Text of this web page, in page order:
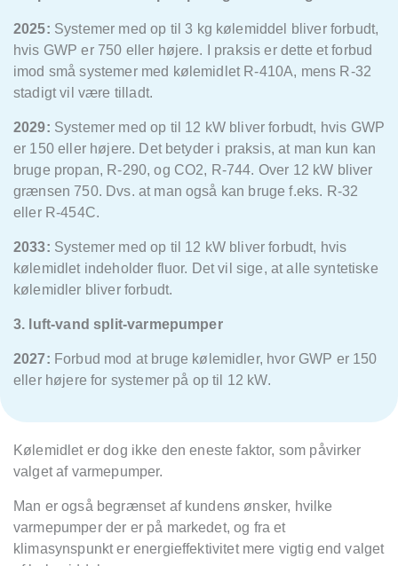
2025: Systemer med op til 3 kg kølemiddel bliver forbudt,
hvis GWP er 750 eller højere.
I praksis er dette et forbud
imod små systemer med kølemidlet R-410A, mens R-32
stadigt vil være tilladt.
2029: Systemer med op til 12 kW bliver forbudt, hvis GWP
er 150 eller højere. Det betyder i praksis, at man kun kan
bruge propan, R-290, og CO2, R-744. Over 12 kW bliver
grænsen 750. Dvs. at man også kan bruge f.eks. R-32
eller R-454C.
2033: Systemer med op til 12 kW bliver forbudt, hvis
kølemidlet indeholder fluor. Det vil sige, at alle syntetiske
kølemidler bliver forbudt.
3. luft-vand split-varmepumper
2027: Forbud mod at bruge kølemidler, hvor GWP er 150
eller højere for systemer på op til 12 kW.
Kølemidlet er dog ikke den eneste faktor, som påvirker
valget af varmepumper.
Man er også begrænset af kundens ønsker, hvilke
varmepumper der er på markedet, og fra et
klimasynspunkt er energieffektivitet mere vigtig end valget